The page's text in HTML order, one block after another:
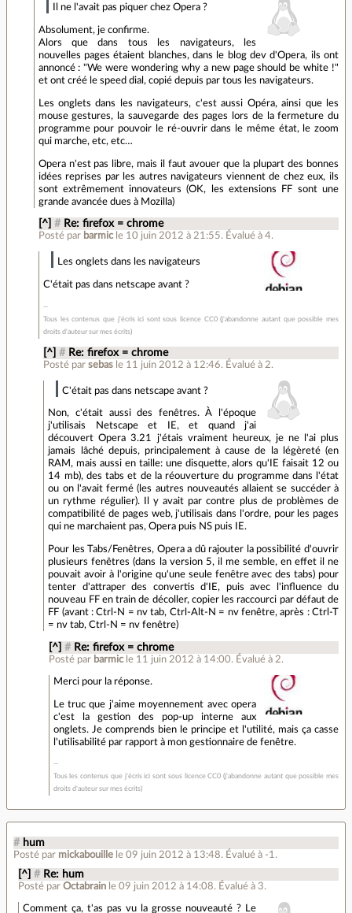
Il ne l'avait pas piquer chez Opera ?
Absolument, je confirme.
Alors que dans tous les navigateurs, les
nouvelles pages étaient blanches, dans le blog dev d'Opera, ils ont
annoncé : "We were wondering why a new page should be white !"
et ont créé le speed dial, copié depuis par tous les navigateurs.
Les onglets dans les navigateurs, c'est aussi Opéra, ainsi que les
mouse gestures, la sauvegarde des pages lors de la fermeture du
programme pour pouvoir le ré-ouvrir dans le même état, le zoom
qui marche, etc, etc…
Opera n'est pas libre, mais il faut avouer que la plupart des bonnes
idées reprises par les autres navigateurs viennent de chez eux, ils
sont extrêmement innovateurs (OK, les extensions FF sont une
grande avancée dues à Mozilla)
[^] # Re: firefox = chrome
Posté par barmic le 10 juin 2012 à 21:55.Évalué à 4.
Les onglets dans les navigateurs
C'était pas dans netscape avant ?
Tous les contenus que j'écris ici sont sous licence CC0 (j'abandonne autant que possible mes
droits d'auteur sur mes écrits)
[^] # Re: firefox = chrome
Posté parsebas le 11 juin 2012 à 12:46. Évalué à 2.
C'était pas dans netscape avant ?
Non, c'était aussi des fenêtres. À l'époque
j'utilisais Netscape et IE, et quand j'ai
découvert Opera 3.21 j'étais vraiment heureux, je ne l'ai plus
jamais lâché depuis, principalement à cause de la légèreté (en
RAM, mais aussi en taille: une disquette, alors qu'IE faisait 12 ou
14 mb), des tabs et de la réouverture du programme dans l'état
ou on l'avait fermé (les autres nouveautés allaient se succéder à
un rythme régulier). Il y avait par contre plus de problèmes de
compatibilité de pages web, j'utilisais dans l'ordre, pour les pages
qui ne marchaient pas, Opera puis NS puis IE.
Pour les Tabs/Fenêtres, Opera a dû rajouter la possibilité d'ouvrir
plusieurs fenêtres (dans la version 5, il me semble, en effet il ne
pouvait avoir à l'origine qu'une seule fenêtre avec des tabs) pour
tenter d'attraper des convertis d'IE, puis avec l'influence du
nouveau FF en train de décoller, copier les raccourci par défaut de
FF (avant : Ctrl-N = nv tab, Ctrl-Alt-N = nv fenêtre, après : Ctrl-T
= nv tab, Ctrl-N = nv fenêtre)
[^] # Re: firefox = chrome
Posté par barmic le 11 juin 2012 à 14:00. Évalué à 2.
Merci pour la réponse.
Le truc que j'aime moyennement avec opera
c'est la gestion des pop-up interne aux
onglets. Je comprends bien le principe et l'utilité, mais ça casse
l'utilisabilité par rapport à mon gestionnaire de fenêtre.
Tous les contenus que j'écris ici sont sous licence CC0 (j'abandonne autant que possible mes
droits d'auteur sur mes écrits)
# hum
Posté par mickabouille le 09 juin 2012 à 13:48. Évalué à -1 .
[^] # Re: hum
Posté parOctabrain le 09 juin 2012 à 14:08. Évalué à 3.
Comment ça, t'as pas vu la grosse nouveauté ? Le